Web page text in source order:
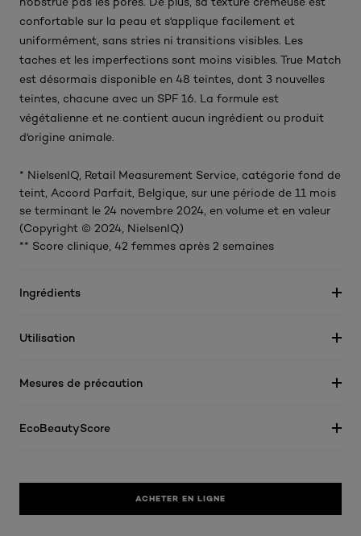
confortable sur la peau et s'applique facilement et
uniformément, sans stries ni transitions visibles. Les
taches et les imperfections sont moins visibles. True Match
est désormais disponible en 48 teintes, dont 3 nouvelles
teintes, chacune avec un SPF 16. La formule est
végétalienne et ne contient aucun ingrédient ou produit
d'origine animale.
* NielsenIQ, Retail Measurement Service, catégorie fond de
teint, Accord Parfait, Belgique, sur une période de 11 mois
se terminant le 24 novembre 2024, en volume et en valeur
(Copyright © 2024, NielsenIQ)
** Score clinique, 42 femmes après 2 semaines
Ingrédients
Utilisation
Mesures de précaution
EcoBeautyScore
ACHETER EN LIGNE